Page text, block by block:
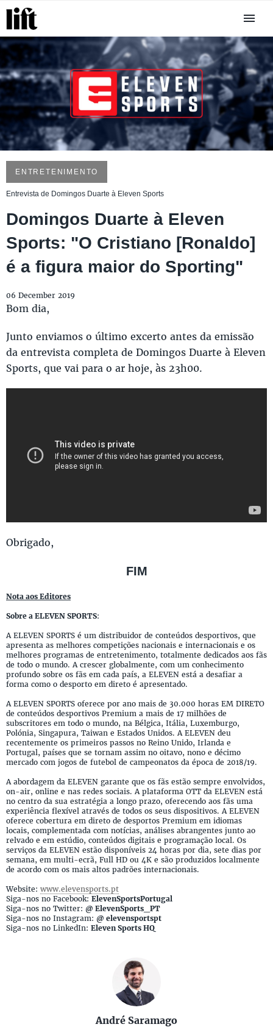
ENTRETENIMENTO
Entrevista de Domingos Duarte à Eleven Sports
Domingos Duarte à Eleven
Sports: "O Cristiano [Ronaldo]
é a figura maior do Sporting"
06 December 2019
Bom dia,
Junto enviamos o último excerto antes da emissão
da entrevista completa de Domingos Duarte à Eleven
Sports, que vai para o ar hoje, às 23h00.
Obrigado,
FIM
Nota aos Editores
Sobre a ELEVEN SPORTS:
A ELEVEN SPORTS é um distribuidor de conteúdos desportivos, que
apresenta as melhores competições nacionais e internacionais e os
melhores programas de entretenimento, totalmente dedicados aos fãs
de todo o mundo. A crescer globalmente, com um conhecimento
profundo sobre os fãs em cada país, a ELEVEN está a desafiar a
forma como o desporto em direto é apresentado.
A ELEVEN SPORTS oferece por ano mais de 30.000 horas EM DIRETO
de conteúdos desportivos Premium a mais de 17 milhões de
subscritores em todo o mundo, na Bélgica, Itália, Luxemburgo,
Polónia, Singapura, Taiwan e Estados Unidos. A ELEVEN deu
recentemente os primeiros passos no Reino Unido, Irlanda e
Portugal, países que se tornam assim no oitavo, nono e décimo
mercado com jogos de futebol de campeonatos da época de 2018/19.
A abordagem da ELEVEN garante que os fãs estão sempre envolvidos,
on-air, online e nas redes sociais. A plataforma OTT da ELEVEN está
no centro da sua estratégia a longo prazo, oferecendo aos fãs uma
experiência flexível através de todos os seus dispositivos. A ELEVEN
oferece cobertura em direto de desportos Premium em idiomas
locais, complementada com notícias, análises abrangentes junto ao
relvado e em estúdio, conteúdos digitais e programação local. Os
serviços da ELEVEN estão disponíveis 24 horas por dia, sete dias por
semana, em multi-ecrã, Full HD ou 4K e são produzidos localmente
de acordo com os mais altos padrões internacionais.
Website: www.elevensports.pt
Siga-nos no Facebook: ElevenSportsPortugal
Siga-nos no Twitter: @ ElevenSports_PT
Siga-nos no Instagram: @ elevensportspt
Siga-nos no LinkedIn: Eleven Sports HQ
André Saramago